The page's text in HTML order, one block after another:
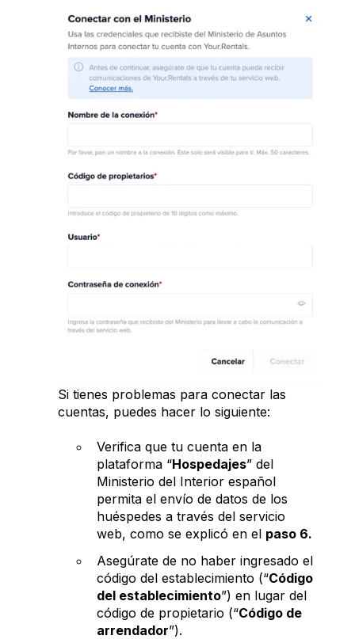
Si tienes problemas para conectar las
cuentas, puedes hacer lo siguiente:
Verifica que tu cuenta en la
plataforma “Hospedajes” del
Ministerio del Interior español
permita el envío de datos de los
huéspedes a través del servicio
web, como se explicó en el paso 6.
Asegúrate de no haber ingresado el
código del establecimiento (“Código
del establecimiento”) en lugar del
código de propietario (“Código de
arrendador”).